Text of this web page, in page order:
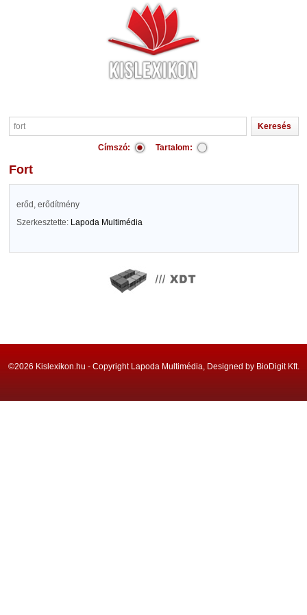
Címszó: Tartalom:
fort
erőd, erődítmény
Szerkesztette: Lapoda Multimédia
©2026 Kislexikon.hu - Copyright Lapoda Multimédia, Designed by BioDigit Kft.